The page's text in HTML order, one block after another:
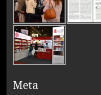
Meta